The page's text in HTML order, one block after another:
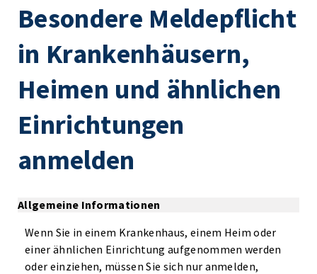
Besondere Meldepflicht
in Krankenhäusern,
Heimen und ähnlichen
Einrichtungen
anmelden
Allgemeine Informationen
Wenn Sie in einem Krankenhaus, einem Heim oder
einer ähnlichen Einrichtung aufgenommen werden
oder einziehen, müssen Sie sich nur anmelden,